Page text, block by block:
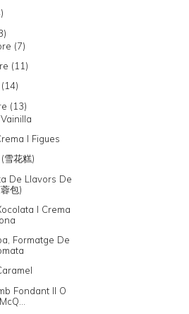
(7)
(11)
(14)
(13)
I Figues
雪花糕)
De Llavors De
包)
I Crema
Formatge De
Fondant II O